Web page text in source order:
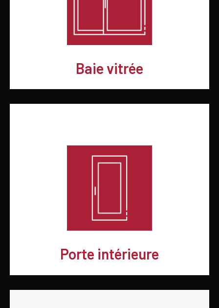
Baie vitrée
Porte intérieure